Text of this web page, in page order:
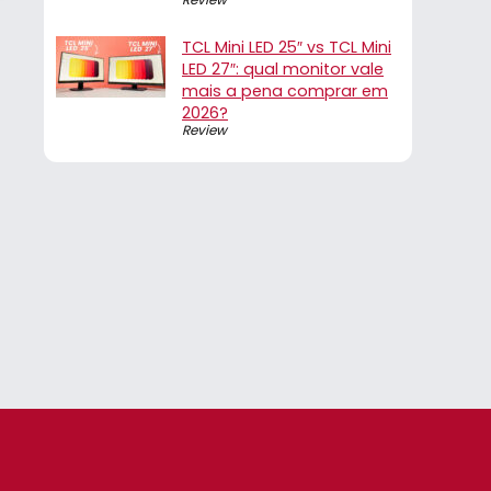
TCL Mini LED 25″ vs TCL Mini
LED 27″: qual monitor vale
mais a pena comprar em
2026?
Review